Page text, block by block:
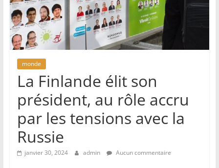
monde
La Finlande élit son
président, au rôle accru
par les tensions avec la
Russie
janvier 30, 2024 admin Aucun commentaire